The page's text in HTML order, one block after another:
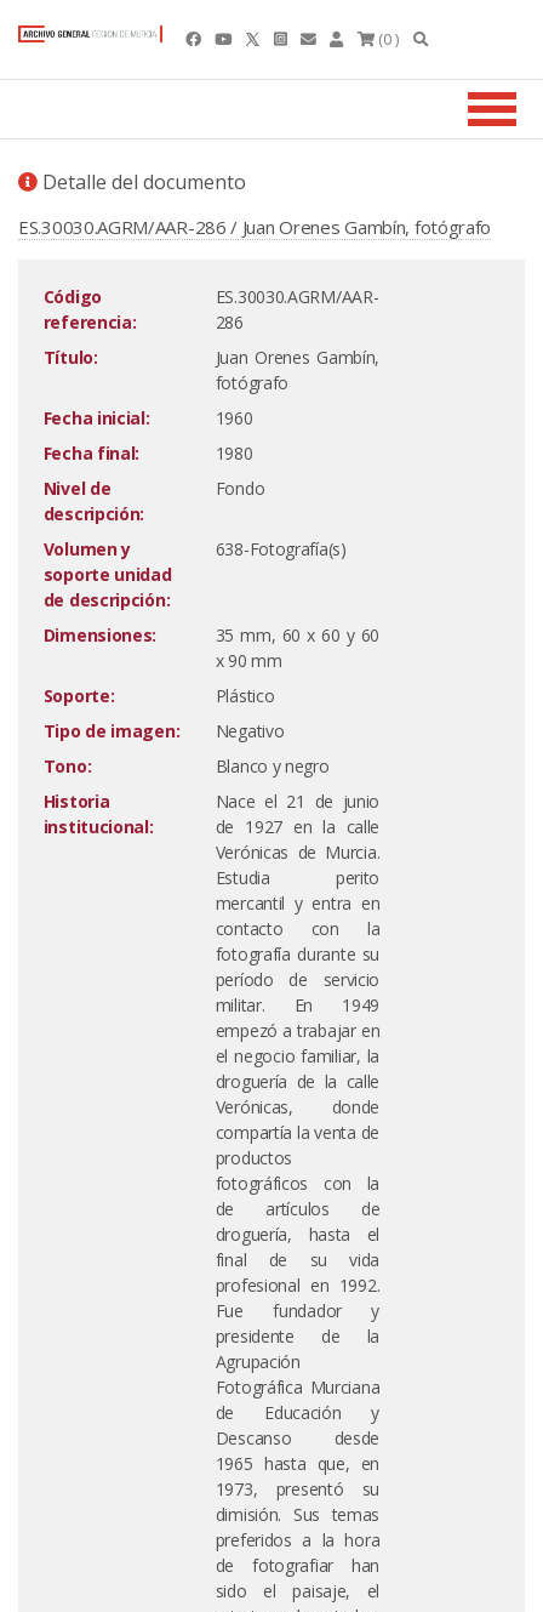
(0 )
Detalle del documento
ES.30030.AGRM/AAR-286 / Juan Orenes Gambín, fotógrafo
Código
referencia:
ES.30030.AGRM/AAR-
286
Título:
Juan Orenes Gambín,
fotógrafo
Fecha inicial:
1960
Fecha final:
1980
Nivel de
descripción:
Fondo
Volumen y
soporte unidad
de descripción:
638-Fotografía(s)
Dimensiones:
35 mm, 60 x 60 y 60
x 90 mm
Soporte:
Plástico
Tipo de imagen:
Negativo
Tono:
Blanco y negro
Historia
institucional:
Nace el 21 de junio
de 1927 en la calle
Verónicas de Murcia.
Estudia perito
mercantil y entra en
contacto con la
fotografía durante su
período de servicio
militar. En 1949
empezó a trabajar en
el negocio familiar, la
droguería de la calle
Verónicas, donde
compartía la venta de
productos
fotográficos con la
de artículos de
droguería, hasta el
final de su vida
profesional en 1992.
Fue fundador y
presidente de la
Agrupación
Fotográfica Murciana
de Educación y
Descanso desde
1965 hasta que, en
1973, presentó su
dimisión. Sus temas
preferidos a la hora
de fotografiar han
sido el paisaje, el